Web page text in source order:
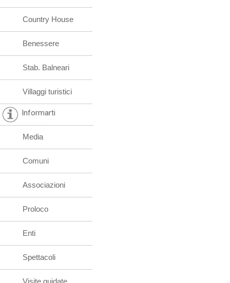
Country House
Benessere
Stab. Balneari
Villaggi turistici
Informarti
Media
Comuni
Associazioni
Proloco
Enti
Spettacoli
Visite guidate